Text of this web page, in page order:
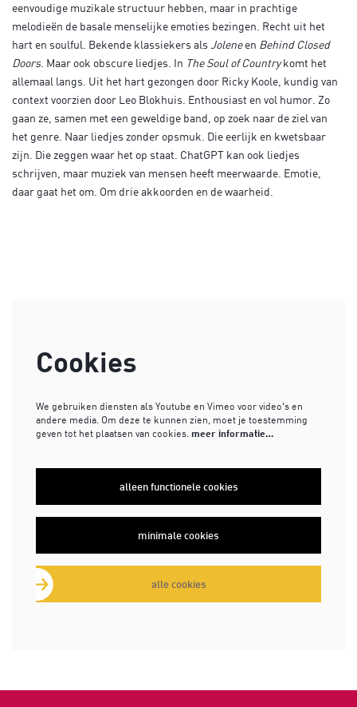
eenvoudige muzikale structuur hebben, maar in prachtige
melodieën de basale menselijke emoties bezingen. Recht uit het
hart en soulful. Bekende klassiekers als Joleneen Behind Closed
Doors. Maar ook obscure liedjes. In The Soul of Countrykomt het
allemaal langs. Uit het hart gezongen door Ricky Koole, kundig van
context voorzien door Leo Blokhuis. Enthousiast en vol humor. Zo
gaan ze, samen met een geweldige band, op zoek naar de ziel van
het genre. Naar liedjes zonder opsmuk. Die eerlijk en kwetsbaar
zijn. Die zeggen waar het op staat. ChatGPT kan ook liedjes
schrijven, maar muziek van mensen heeft meerwaarde. Emotie,
daar gaat het om. Om drie akkoorden en de waarheid.
Cookies
We gebruiken diensten als Youtube en Vimeo voor video's en
andere media. Om deze te kunnen zien, moet je toestemming
geven tot het plaatsen van cookies. meer informatie…
alleen functionele cookies
minimale cookies
alle cookies